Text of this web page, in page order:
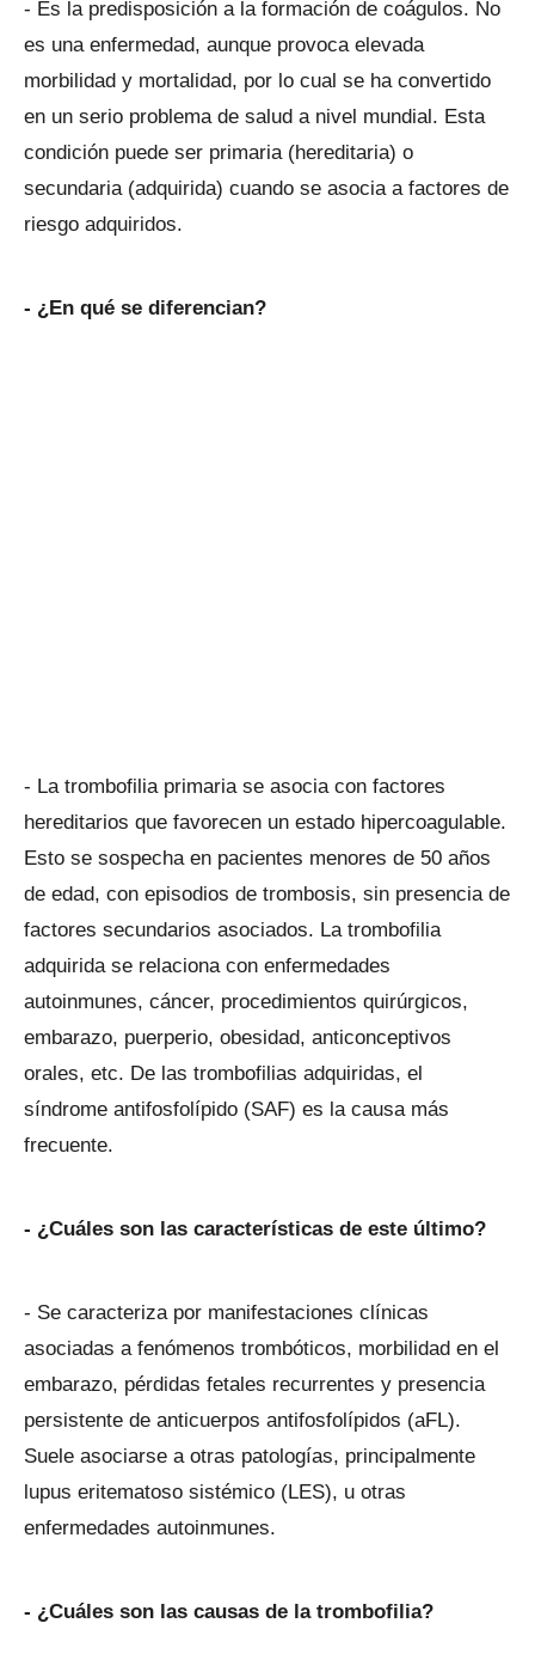
- Es la predisposición a la formación de coágulos. No
es una enfermedad, aunque provoca elevada
morbilidad y mortalidad, por lo cual se ha convertido
en un serio problema de salud a nivel mundial. Esta
condición puede ser primaria (hereditaria) o
secundaria (adquirida) cuando se asocia a factores de
riesgo adquiridos.
- ¿En qué se diferencian?
- La trombofilia primaria se asocia con factores
hereditarios que favorecen un estado hipercoagulable.
Esto se sospecha en pacientes menores de 50 años
de edad, con episodios de trombosis, sin presencia de
factores secundarios asociados. La trombofilia
adquirida se relaciona con enfermedades
autoinmunes, cáncer, procedimientos quirúrgicos,
embarazo, puerperio, obesidad, anticonceptivos
orales, etc. De las trombofilias adquiridas, el
síndrome antifosfolípido (SAF) es la causa más
frecuente.
- ¿Cuáles son las características de este último?
- Se caracteriza por manifestaciones clínicas
asociadas a fenómenos trombóticos, morbilidad en el
embarazo, pérdidas fetales recurrentes y presencia
persistente de anticuerpos antifosfolípidos (aFL).
Suele asociarse a otras patologías, principalmente
lupus eritematoso sistémico (LES), u otras
enfermedades autoinmunes.
- ¿Cuáles son las causas de la trombofilia?